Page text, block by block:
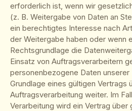
erforderlich ist, wenn wir
(z. B. Weitergabe von Daten an
ein berechtigtes Interesse nach
der Weitergabe haben oder wenn
Rechtsgrundlage die
Einsatz von Auftragsverarbeitern
personenbezogene Daten unserer
Grundlage eines gültigen Vertrags
Auftragsverarbeitung weiter. Im
Verarbeitung wird ein Vertrag über